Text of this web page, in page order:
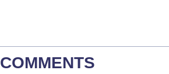
COMMENTS